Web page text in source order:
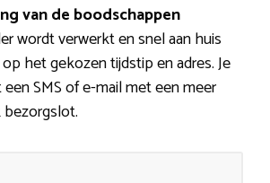
van de boodschappen
wordt verwerkt en snel aan huis
het gekozen tijdstip en adres. Je
SMS of e-mail met een meer